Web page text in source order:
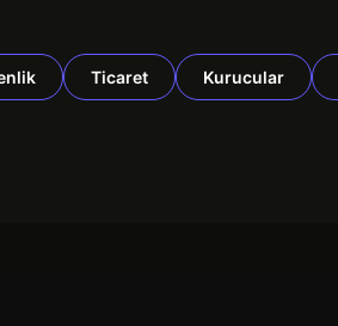
Ticaret Kurucular